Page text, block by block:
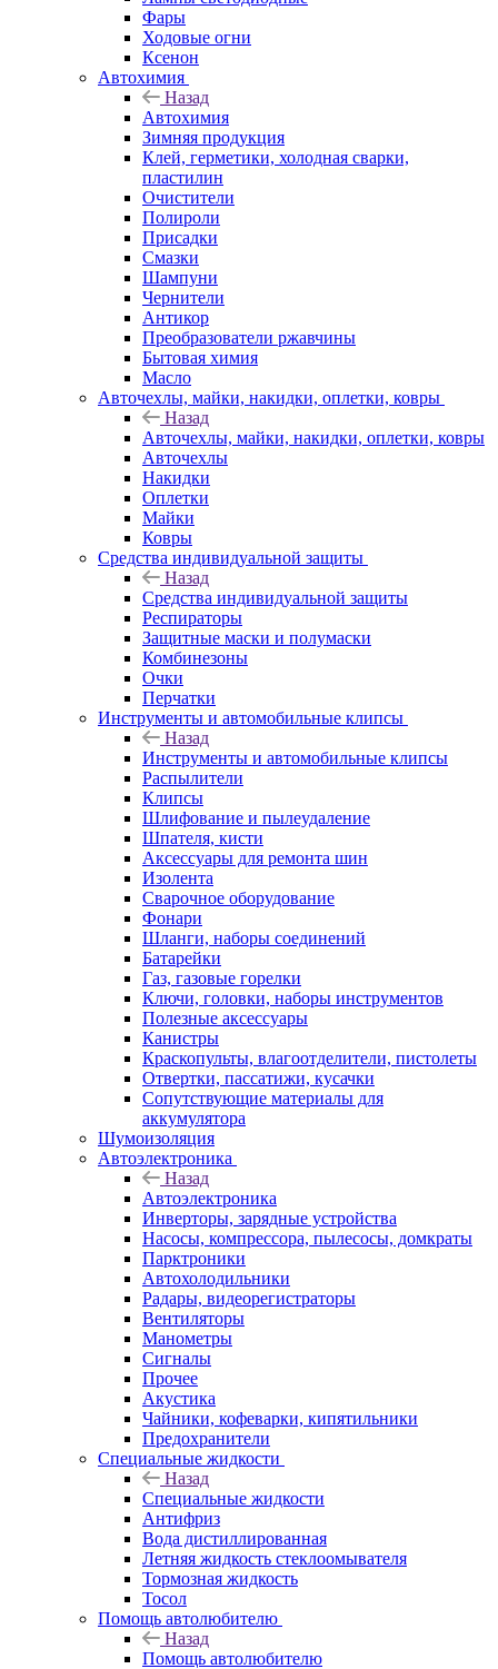
Фары
Ходовые огни
Ксенон
Автохимия
Назад
Автохимия
Зимняя продукция
Клей, герметики, холодная сварки,
пластилин
Очистители
Полироли
Присадки
Смазки
Шампуни
Чернители
Антикор
Преобразователи ржавчины
Бытовая химия
Масло
Авточехлы, майки, накидки, оплетки, ковры
Назад
Авточехлы, майки, накидки, оплетки, ковры
Авточехлы
Накидки
Оплетки
Майки
Ковры
Средства индивидуальной защиты
Назад
Средства индивидуальной защиты
Респираторы
Защитные маски и полумаски
Комбинезоны
Очки
Перчатки
Инструменты и автомобильные клипсы
Назад
Инструменты и автомобильные клипсы
Распылители
Клипсы
Шлифование и пылеудаление
Шпателя, кисти
Аксессуары для ремонта шин
Изолента
Сварочное оборудование
Фонари
Шланги, наборы соединений
Батарейки
Газ, газовые горелки
Ключи, головки, наборы инструментов
Полезные аксессуары
Канистры
Краскопульты, влагоотделители, пистолеты
Отвертки, пассатижи, кусачки
Сопутствующие материалы для
аккумулятора
Шумоизоляция
Автоэлектроника
Назад
Автоэлектроника
Инверторы, зарядные устройства
Насосы, компрессора, пылесосы, домкраты
Парктроники
Автохолодильники
Радары, видеорегистраторы
Вентиляторы
Манометры
Сигналы
Прочее
Акустика
Чайники, кофеварки, кипятильники
Предохранители
Специальные жидкости
Назад
Специальные жидкости
Антифриз
Вода дистиллированная
Летняя жидкость стеклоомывателя
Тормозная жидкость
Тосол
Помощь автолюбителю
Назад
Помощь автолюбителю